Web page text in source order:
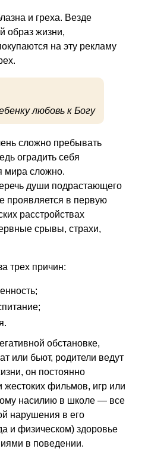
и греха. Везде
образ жизни,
на эту рекламу
любовь к Богу
сложно пребывать
оградить себя
мира сложно.
души подрастающего
проявляется в первую
расстройствах
срывы, страхи,
трех причин:
обстановке,
или бьют, родители ведут
он постоянно
жестоких фильмов, игр или
насилию в школе — все
нарушения в его
и физическом) здоровье
в поведении.